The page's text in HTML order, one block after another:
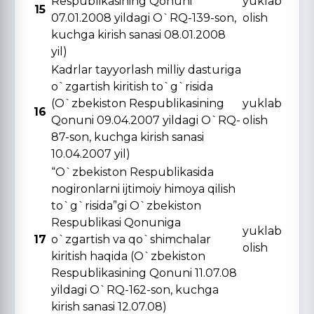
15
07.01.2008 yildagi O`RQ-139-son,
kuchga kirish sanasi 08.01.2008
yil)
olish
16
Kadrlar tayyorlash milliy dasturiga
o`zgartish kiritish to`g`risida
(O`zbekiston Respublikasining
Qonuni 09.04.2007 yildagi O`RQ-
87-son, kuchga kirish sanasi
10.04.2007 yil)
yuklab
olish
17
“O`zbekiston Respublikasida
nogironlarni ijtimoiy himoya qilish
to`g`risida”gi O`zbekiston
Respublikasi Qonuniga
o`zgartish va qo`shimchalar
kiritish haqida (O`zbekiston
Respublikasining Qonuni 11.07.08
yildagi O`RQ-162-son, kuchga
kirish sanasi 12.07.08)
yuklab
olish